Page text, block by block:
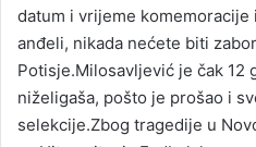
datum i vrijeme komemoracije
anđeli, nikada nećete biti
Potisje.Milosavljević je čak 12
niželigaša, pošto je prošao i
selekcije.Zbog tragedije u